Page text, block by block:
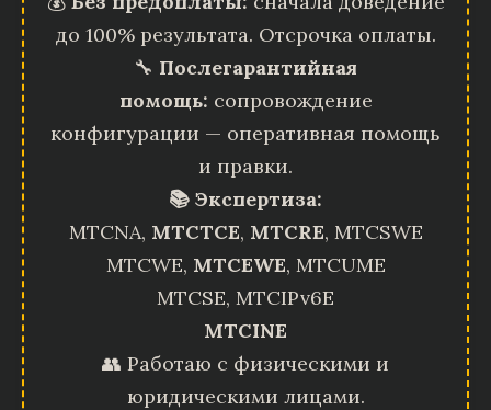
до 100% результата. Отсрочка оплаты.
🔧 Послегарантийная
помощь: сопровождение
конфигурации — оперативная помощь
и правки.
📚 Экспертиза:
MTCNA, MTCTCE, MTCRE, MTCSWE
MTCWE, MTCEWE, MTCUME
MTCSE, MTCIPv6E
MTCINE
👥 Работаю с физическими и
юридическими лицами.